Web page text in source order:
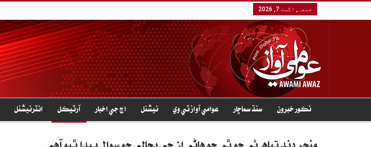
جمعہ, اگست 7, 2026
نڪور خبرون سنڌ سماچار عوامي آواز ٽي وي نيشنل اڄ جي اخبار آرٽيڪل انٽرنيشنل